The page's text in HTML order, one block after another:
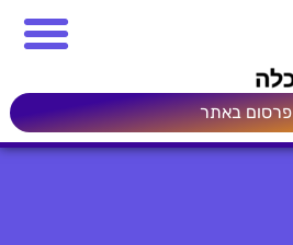
פרסום באתר